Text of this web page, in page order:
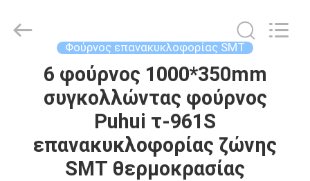
ΣΠΊΤΙ
ΠΡΟΪΌΝΤΑ
ΒΊΝΤΕΟ
TECHNOLOGY
LIMITED.
Φούρνος επανακυκλοφορίας SMT
6 φούρνος 1000*350mm
συγκολλώντας φούρνος
Puhui τ-961S
επανακυκλοφορίας ζώνης
SMT θερμοκρασίας